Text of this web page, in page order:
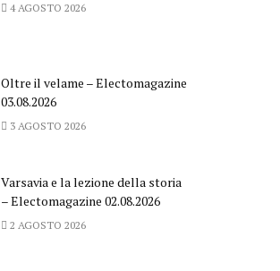
4 AGOSTO 2026
Oltre il velame – Electomagazine
03.08.2026
3 AGOSTO 2026
Varsavia e la lezione della storia
– Electomagazine 02.08.2026
2 AGOSTO 2026